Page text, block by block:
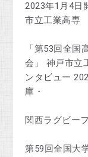
2023年1月4日
市立工業高専
「第53回全国
会」 神戸市立
ンタビュー
庫・
関西ラグビー
第59回全国大